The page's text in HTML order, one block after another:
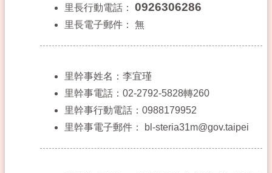
里長行動電話： 0926306286
里長電子郵件： 無
里幹事姓名：李宜瑾
里幹事電話：02-2792-5828轉260
里幹事行動電話：0988179952
里幹事電子郵件：
bl-steria31m@gov.taipei